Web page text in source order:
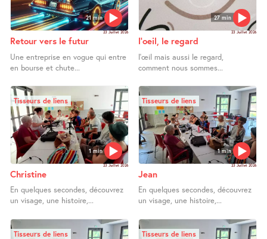
21 min
23 Juillet 2026
Retour vers le futur
Une entreprise en vogue qui entre
en bourse et chute...
27 min
23 Juillet 2026
l’oeil, le regard
l’œil mais aussi le regard,
comment nous sommes...
1 min
Tisseurs de liens
23 Juillet 2026
Christine
En quelques secondes, découvrez
un visage, une histoire,...
1 min
Tisseurs de liens
23 Juillet 2026
Jean
En quelques secondes, découvrez
un visage, une histoire,...
Tisseurs de liens Tisseurs de liens